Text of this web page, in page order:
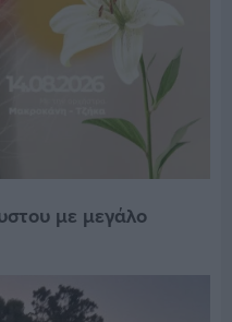
με μεγάλο